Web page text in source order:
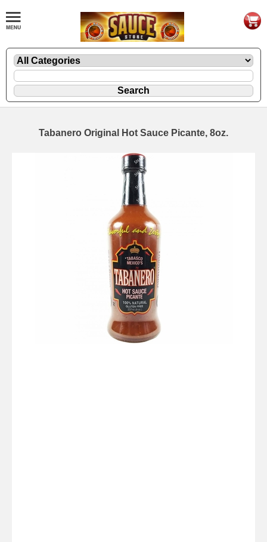
Tabanero Original Hot Sauce Picante, 8oz.